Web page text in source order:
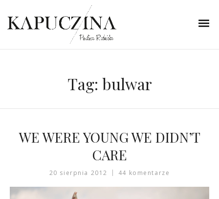
Tag: bulwar
WE WERE YOUNG WE DIDN’T
CARE
20 sierpnia 2012 44 komentarze